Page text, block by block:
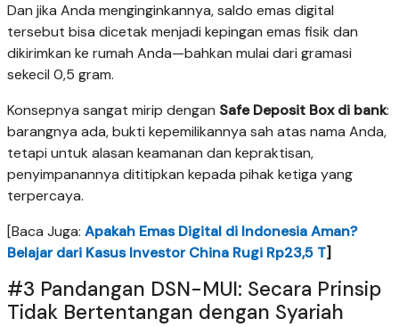
Dan jika Anda menginginkannya, saldo emas digital
tersebut bisa dicetak menjadi kepingan emas fisik dan
dikirimkan ke rumah Anda—bahkan mulai dari gramasi
sekecil 0,5 gram.
Konsepnya sangat mirip dengan Safe Deposit Box di bank:
barangnya ada, bukti kepemilikannya sah atas nama Anda,
tetapi untuk alasan keamanan dan kepraktisan,
penyimpanannya dititipkan kepada pihak ketiga yang
terpercaya.
[Baca Juga: Apakah Emas Digital di Indonesia Aman?
Belajar dari Kasus Investor China Rugi Rp23,5 T]
#3 Pandangan DSN-MUI: Secara Prinsip
Tidak Bertentangan dengan Syariah